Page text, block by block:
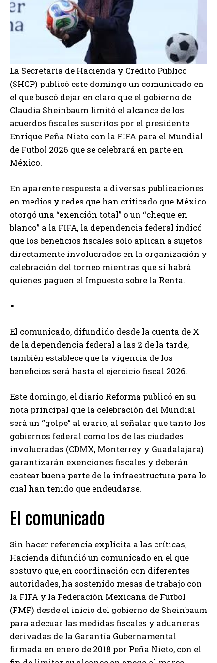
La Secretaría de Hacienda y Crédito Público
(SHCP) publicó este domingo un comunicado en
el que buscó dejar en claro que el gobierno de
Claudia Sheinbaum limitó el alcance de los
acuerdos fiscales suscritos por el presidente
Enrique Peña Nieto con la FIFA para el Mundial
de Futbol 2026 que se celebrará en parte en
México.
En aparente respuesta a diversas publicaciones
en medios y redes que han criticado que México
otorgó una “exención total” o un “cheque en
blanco” a la FIFA, la dependencia federal indicó
que los beneficios fiscales sólo aplican a sujetos
directamente involucrados en la organización y
celebración del torneo mientras que sí habrá
quienes paguen el Impuesto sobre la Renta.
El comunicado, difundido desde la cuenta de X
de la dependencia federal a las 2 de la tarde,
también establece que la vigencia de los
beneficios será hasta el ejercicio fiscal 2026.
Este domingo, el diario Reforma publicó en su
nota principal que la celebración del Mundial
será un “golpe” al erario, al señalar que tanto los
gobiernos federal como los de las ciudades
involucradas (CDMX, Monterrey y Guadalajara)
garantizarán exenciones fiscales y deberán
costear buena parte de la infraestructura para lo
cual han tenido que endeudarse.
El comunicado
Sin hacer referencia explícita a las críticas,
Hacienda difundió un comunicado en el que
sostuvo que, en coordinación con diferentes
autoridades, ha sostenido mesas de trabajo con
la FIFA y la Federación Mexicana de Futbol
(FMF) desde el inicio del gobierno de Sheinbaum
para adecuar las medidas fiscales y aduaneras
derivadas de la Garantía Gubernamental
firmada en enero de 2018 por Peña Nieto, con el